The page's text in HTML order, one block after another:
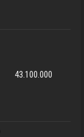
43.100.000